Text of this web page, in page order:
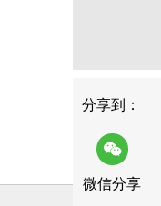
分享到：
微信分享